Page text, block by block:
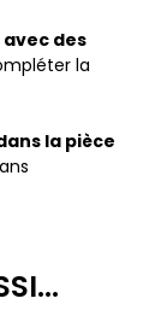
des
la
la pièce